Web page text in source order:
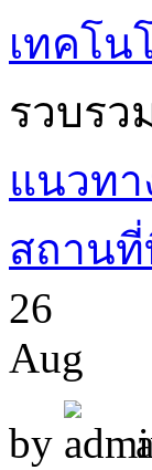
เทคโน
รวบรว
แนวทา
สถาน
26
Aug
by